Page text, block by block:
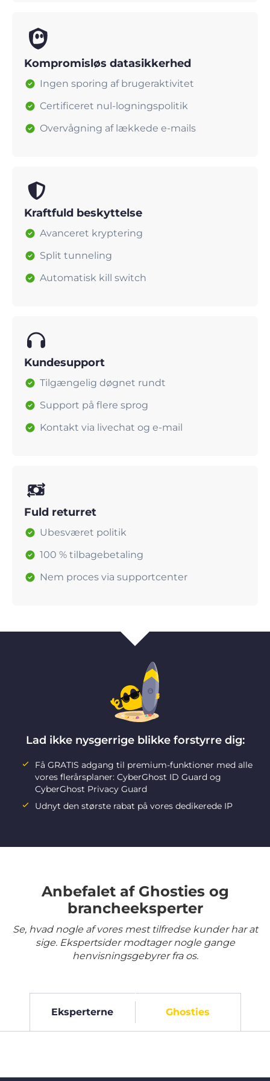
Kompromisløs datasikkerhed
Ingen sporing af brugeraktivitet
Certificeret nul-logningspolitik
Overvågning af lækkede e-mails
Kraftfuld beskyttelse
Avanceret kryptering
Split tunneling
Automatisk kill switch
Kundesupport
Tilgængelig døgnet rundt
Support på flere sprog
Kontakt via livechat og e-mail
Fuld returret
Ubesværet politik
100 % tilbagebetaling
Nem proces via supportcenter
Lad ikke nysgerrige blikke forstyrre dig:
Få GRATIS adgang til premium-funktioner med alle
vores flerårsplaner: CyberGhost ID Guard og
CyberGhost Privacy Guard
Udnyt den største rabat på vores dedikerede IP
Anbefalet af Ghosties og
brancheeksperter
Se, hvad nogle af vores mest tilfredse kunder har at
sige. Ekspertsider modtager nogle gange
henvisningsgebyrer fra os.
Eksperterne Ghosties